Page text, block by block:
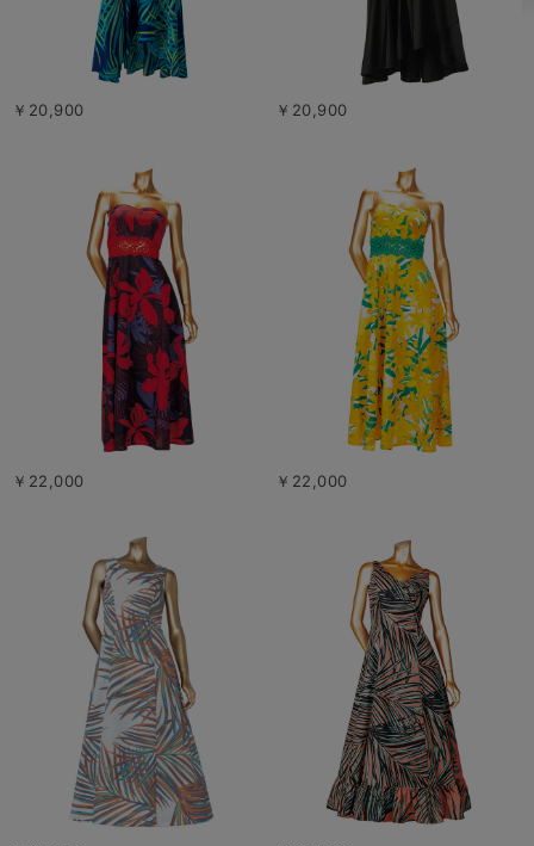
￥20,900 ￥20,900
￥22,000 ￥22,000